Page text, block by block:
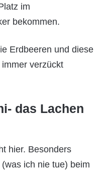
im
bekommen.
Erdbeeren und diese
verzückt
das Lachen
hier. Besonders
ich nie tue) beim